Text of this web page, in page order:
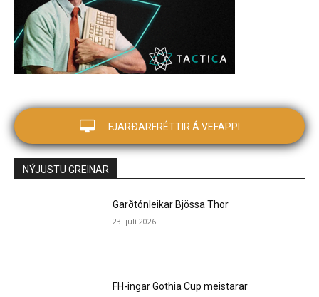
FJARÐARFRÉTTIR Á VEFAPPI
NÝJUSTU GREINAR
Garðtónleikar Bjössa Thor
23. júlí 2026
FH-ingar Gothia Cup meistarar